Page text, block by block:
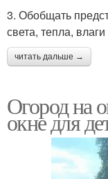
3. Обобщать
света, тепла,
читать дальше →
Огород на
окне для